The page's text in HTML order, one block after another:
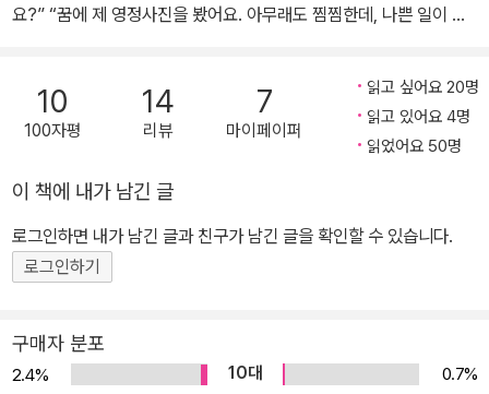
요?” “꿈에 제 영정사진을 봤어요. 아무래도 찜찜한데, 나쁜 일이 생
고 의아하게 생각해 본 경험이 누구나 한번쯤 있을 것이다. 영화를 본
것처럼 선명하게 기억하든 흐릿한 잔상만 남아있든, 사람이라면 누구
나 꿈을 꾼다. 하지만 꿈에 관한 해석은 제각각이다. 포털 사이트에
《어젯밤 꿈이 당신에게 말하는 것》은 무의식의 대표 공간인 꿈에 관
한 이야기다. 대부분의 사람들이 밤마다 오감을 통해 꿈의 메시지를
들었음에도 불구하고 별거 아닌 개꿈으로 치부하거나 제대로 이해하
지 못하는 우를 범하고 있다. 이 책에서는 정신건강전문의 김현철 원
목소리를 친절하게 통역해준다. 김현철 원장의 통역에 따르면, 꿈은
억압된 우리의 욕망이 변환되어 나타난다고 한다. 일상에서 특정 감
10
100자평
14
리뷰
7
마이페이퍼
읽고 싶어요 20명
읽고 있어요 4명
읽었어요 50명
이 책에 내가 남긴 글
로그인하면 내가 남긴 글과 친구가 남긴 글을 확인할 수 있습니다.
로그인하기
구매자 분포
2.4% 10대
0.7%